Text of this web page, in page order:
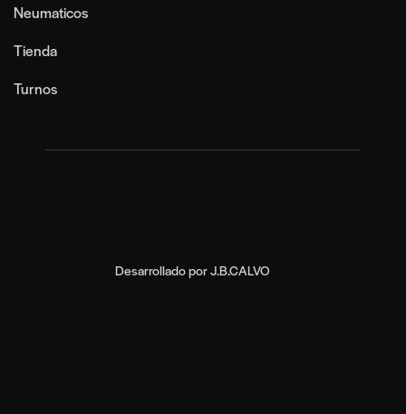
Neumaticos
Tienda
Turnos
Desarrollado porJ.B.CALVO